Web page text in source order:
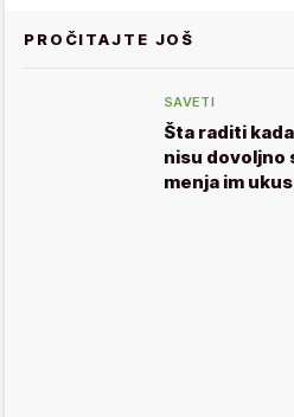
PROČITAJTE JOŠ
SAVETI
Šta raditi
nisu dovoljno
menja im